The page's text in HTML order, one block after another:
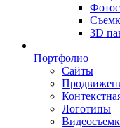
3D
Портфолио
Сайты
Логотипы